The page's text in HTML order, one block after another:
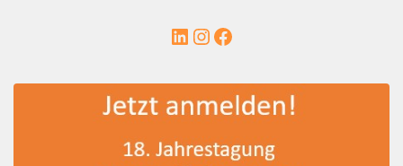
LinkedIn
Instagram
Facebook